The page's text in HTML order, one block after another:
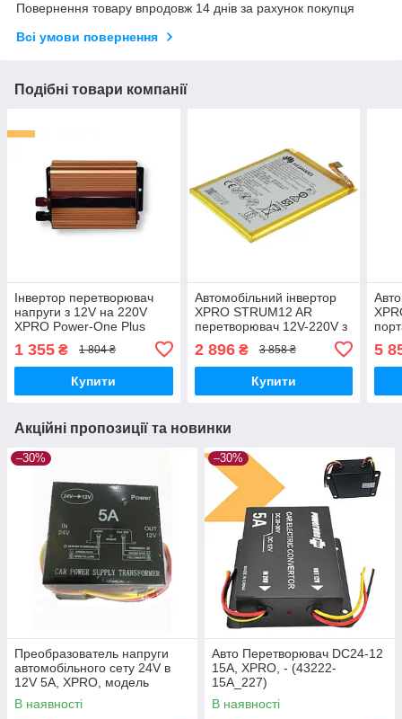
Повернення товару впродовж 14 днів за рахунок покупця
Всі умови повернення
Подібні товари компанії
Інвертор перетворювач
напруги з 12V на 220V
XPRO Power-One Plus
_710)
1 355 ₴ 1 804 ₴
Купити
Автомобільний інвертор
XPRO STRUM12 AR
перетворювач 12V-220V з
вбудованим захистом від
зниженої та підвищеної
напруги
2 896₴ 3 858 ₴
Купити
5
Акційні пропозиції та новинки
–30%
Преобразователь напруги
автомобільного сету 24V в
12V 5A, XPRO, модель
FREEZER, чорний (43221-
5A_171)
В наявності
–30%
Авто Перетворювач DC24-12
15A, XPRO, - (43222-
15A_227)
В наявності